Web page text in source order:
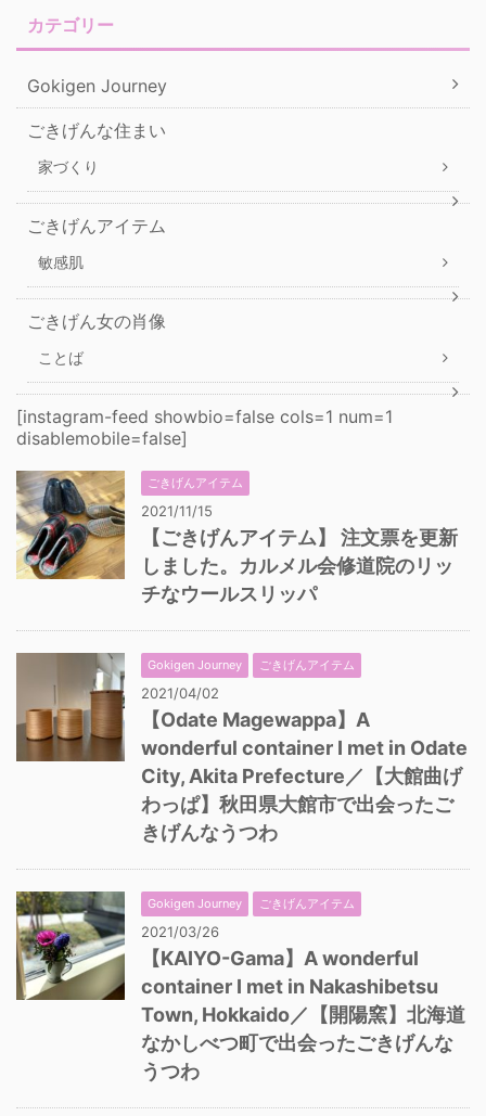
カテゴリー
Gokigen Journey
ごきげんな住まい
家づくり
ごきげんアイテム
敏感肌
ごきげん女の肖像
ことば
[instagram-feed showbio=false cols=1 num=1
disablemobile=false]
ごきげんアイテム
2021/11/15
【ごきげんアイテム】 注文票を更新
しました。カルメル会修道院のリッ
チなウールスリッパ
Gokigen Journey ごきげんアイテム
2021/04/02
【Odate Magewappa】A
wonderful container I met in Odate
City, Akita Prefecture／【大館曲げ
わっぱ】秋田県大館市で出会ったご
きげんなうつわ
Gokigen Journey ごきげんアイテム
2021/03/26
【KAIYO-Gama】A wonderful
container I met in Nakashibetsu
Town, Hokkaido／【開陽窯】北海道
なかしべつ町で出会ったごきげんな
うつわ